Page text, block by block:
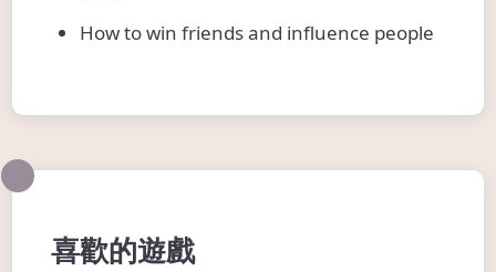
How to win friends and influence people
喜歡的遊戲